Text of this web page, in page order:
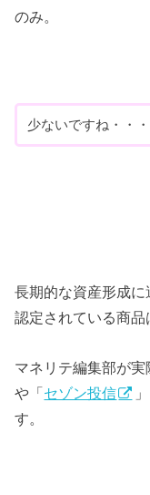
のみ。
少ないですね・・・
長期的な資産形成
認定されている商品
マネリテ編集部が
や「セゾン投信
す。